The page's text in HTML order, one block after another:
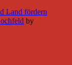
Land fördern
by